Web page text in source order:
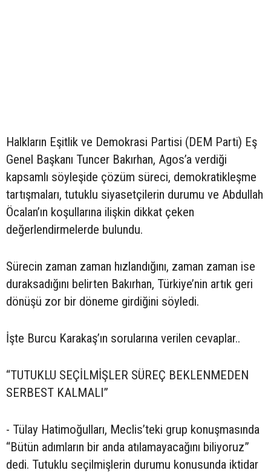
Halkların Eşitlik ve Demokrasi Partisi (DEM Parti) Eş
Genel Başkanı Tuncer Bakırhan, Agos’a verdiği
kapsamlı söyleşide çözüm süreci, demokratikleşme
tartışmaları, tutuklu siyasetçilerin durumu ve Abdullah
Öcalan’ın koşullarına ilişkin dikkat çeken
değerlendirmelerde bulundu.
Sürecin zaman zaman hızlandığını, zaman zaman ise
duraksadığını belirten Bakırhan, Türkiye’nin artık geri
dönüşü zor bir döneme girdiğini söyledi.
İşte Burcu Karakaş’ın sorularına verilen cevaplar..
“TUTUKLU SEÇİLMİŞLER SÜREÇ BEKLENMEDEN
SERBEST KALMALI”
- Tülay Hatimoğulları, Meclis’teki grup konuşmasında
“Bütün adımların bir anda atılamayacağını biliyoruz”
dedi. Tutuklu seçilmişlerin durumu konusunda iktidar